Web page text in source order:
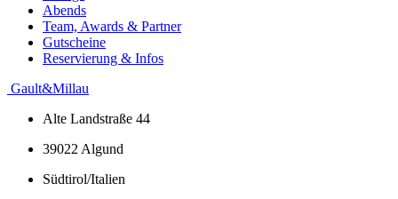
Abends
Team, Awards & Partner
Gutscheine
Reservierung & Infos
Gault&Millau
Alte Landstraße 44
39022 Algund
Südtirol/Italien